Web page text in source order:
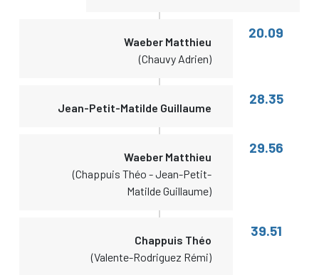
Waeber Matthieu
(Chauvy Adrien)
20.09
Jean-Petit-Matilde Guillaume
28.35
Waeber Matthieu
(Chappuis Théo - Jean-Petit-
Matilde Guillaume)
29.56
Chappuis Théo
(Valente-Rodriguez Rémi)
39.51